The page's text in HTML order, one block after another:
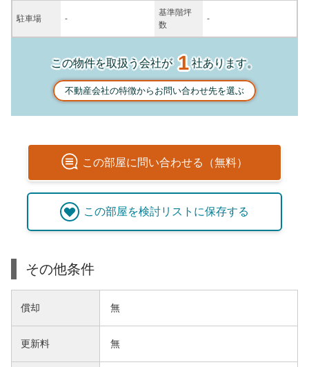
駐車場 -
基準階坪
数
-
この物件を取扱う会社が1社あります。
不動産会社の特徴からお問い合わせ先を選ぶ
この部屋に問い合わせる（無料）
この部屋を検討リストに保存する
その他条件
償却 無
更新料 無